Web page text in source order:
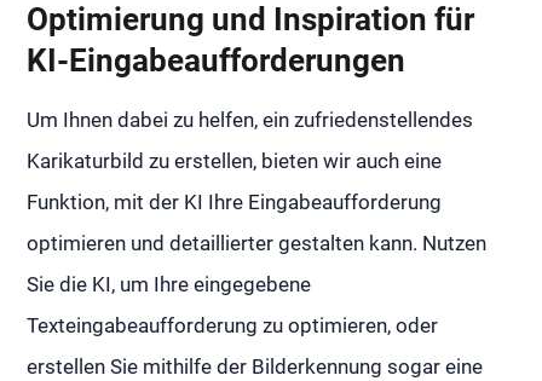
Optimierung und Inspiration für
KI-Eingabeaufforderungen
Um Ihnen dabei zu helfen, ein zufriedenstellendes
Karikaturbild zu erstellen, bieten wir auch eine
Funktion, mit der KI Ihre Eingabeaufforderung
optimieren und detaillierter gestalten kann. Nutzen
Sie die KI, um Ihre eingegebene
Texteingabeaufforderung zu optimieren, oder
erstellen Sie mithilfe der Bilderkennung sogar eine